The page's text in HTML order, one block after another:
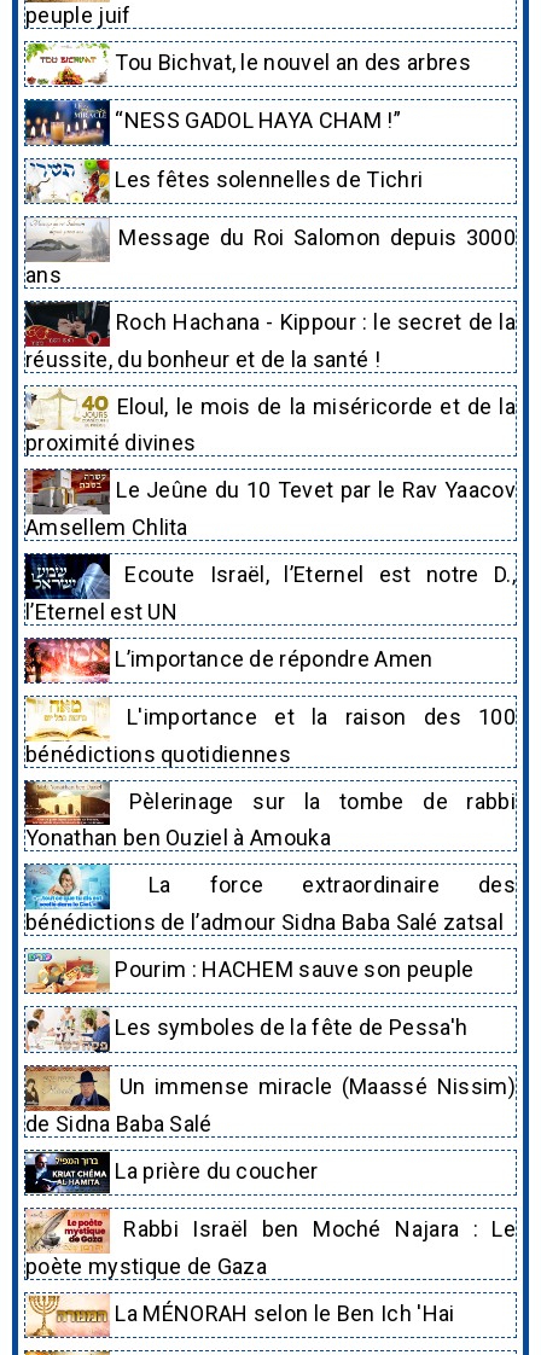
peuple juif
Tou Bichvat, le nouvel an des arbres
“NESS GADOL HAYA CHAM !”
Les fêtes solennelles de Tichri
Message du Roi Salomon depuis 3000
ans
Roch Hachana - Kippour : le secret de la
réussite, du bonheur et de la santé !
Eloul, le mois de la miséricorde et de la
proximité divines
Le Jeûne du 10 Tevet par le Rav Yaacov
Amsellem Chlita
Ecoute Israël, l’Eternel est notre D.,
l’Eternel est UN
L’importance de répondre Amen
L'importance et la raison des 100
bénédictions quotidiennes
Pèlerinage sur la tombe de rabbi
Yonathan ben Ouziel à Amouka
La force extraordinaire des
bénédictions de l’admour Sidna Baba Salé zatsal
Pourim : HACHEM sauve son peuple
Les symboles de la fête de Pessa'h
Un immense miracle (Maassé Nissim)
de Sidna Baba Salé
La prière du coucher
Rabbi Israël ben Moché Najara : Le
poète mystique de Gaza
La MÉNORAH selon le Ben Ich 'Hai